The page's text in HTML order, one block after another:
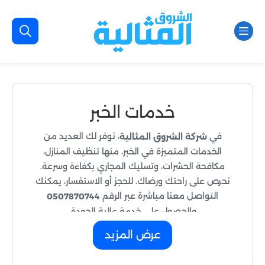
خدمات الخبر
فيشركة الشروق المثالية، نوفر لك العديد من
الخدمات المتميزة في الخبر، منها تنظيف المنازل،
مكافحة الحشرات، وتسليك المجاري بكفاءة وسرعة.
نحرص على راحتك ورضاك. للحجز أو الاستفسار، يمكنك
التواصل معنا مباشرة عبر الرقم 0507870744
والحصول على خدمة عالية الجودة.
أفضل خدمات مدينة الخبر
عرض المزيد